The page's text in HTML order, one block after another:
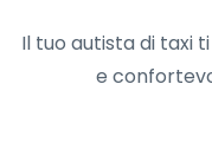
Il tuo autista di taxi
e